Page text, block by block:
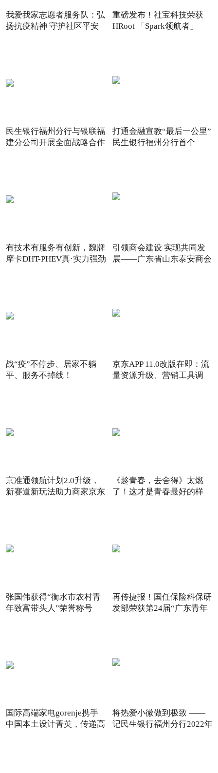
我爱我家志愿者服务队：弘
扬抗疫精神 守护社区平安
重磅发布！社宝科技荣获
HRoot 「Spark领航者」
民生银行福州分行与银联福
建分公司开展全面战略合作
打通金融宣教“最后一公里”
民生银行福州分行首个
有技术有服务有创新，魏牌
摩卡DHT-PHEV真·实力强劲
引领商会建设 实现共同发
展——广东省山东泰安商会
战“疫”不停步、居家不躺
平、服务不掉线！
京东APP 11.0改版在即：流
量资源升级、营销工具调
京准通领航计划2.0升级，
新赛道新玩法助力商家京东
《趁青春，去舍得》太燃
了！这才是青春最好的样
张国伟获得“衡水市农村青
年致富带头人”荣誉称号
再传捷报！国任保险科保研
发部荣获第24届“广东青年
国际高端家电gorenje携手
中国本土设计菁英，传递高
将热爱小微做到极致 ——
记民生银行福州分行2022年